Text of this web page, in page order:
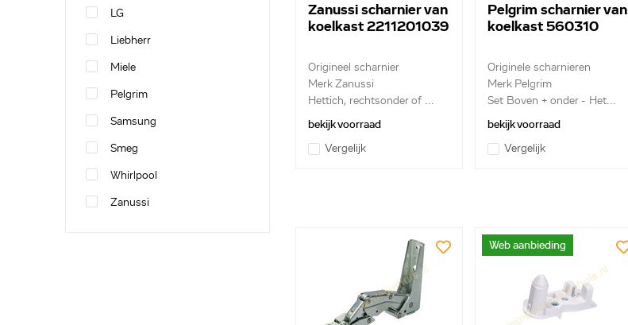
LG
Liebherr
Miele
Pelgrim
Samsung
Smeg
Whirlpool
Zanussi
Zanussi scharnier van
koelkast 2211201039
Origineel scharnier
Merk Zanussi
Hettich, rechtsonder of ...
bekijk voorraad
Vergelijk
Pelgrim scharnier van
koelkast 560310
Originele scharnieren
Merk Pelgrim
Set Boven + onder - Het...
bekijk voorraad
Vergelijk
Web aanbieding